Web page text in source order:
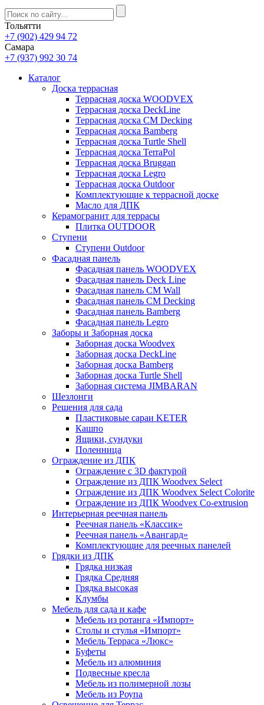
Тольятти
+7 (902) 429 94 72
Самара
+7 (937) 992 30 74
Каталог
Доска террасная
Террасная доска WOODVEX
Террасная доска DeckLine
Террасная доска CM Decking
Террасная доска Bamberg
Террасная доска Turtle Shell
Террасная доска TerraPol
Террасная доска Bruggan
Террасная доска Legro
Террасная доска Outdoor
Комплектующие к террасной доске
Масло для ДПК
Керамогранит для террасы
Плитка OUTDOOR
Ступени
Ступени Outdoor
Фасадная панель
Фасадная панель WOODVEX
Фасадная панель Deck Line
Фасадная панель CM Wall
Фасадная панель CM Decking
Фасадная панель Bamberg
Фасадная панель Legro
Заборы и Заборная доска
Заборная доска Woodvex
Заборная доска DeckLine
Заборная доска Bamberg
Заборная доска Turtle Shell
Заборная система JIMBARAN
Шезлонги
Решения для сада
Пластиковые сараи KETER
Кашпо
Ящики, сундуки
Поленница
Ограждение из ДПК
Ограждение с 3D фактурой
Ограждение из ДПК Woodvex Select
Ограждение из ДПК Woodvex Select Colorite
Ограждение из ДПК Woodvex Co-extrusion
Интерьерная реечная панель
Реечная панель «Классик»
Реечная панель «Авангард»
Комплектующие для реечных панелей
Грядки из ДПК
Грядка низкая
Грядка Средняя
Грядка высокая
Клумбы
Мебель для сада и кафе
Мебель из ротанга «Импорт»
Столы и стулья «Импорт»
Мебель Терраса «Люкс»
Буфеты
Мебель из алюминия
Подвесные кресла
Мебель из полимерной лозы
Мебель из Роупа